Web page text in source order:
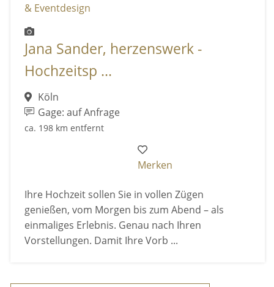
Jana Sander, herzenswerk -
Hochzeitsp ...
Köln
Gage: auf Anfrage
ca. 198 km entfernt
Merken
Ihre Hochzeit sollen Sie in vollen Zügen
genießen, vom Morgen bis zum Abend – als
einmaliges Erlebnis. Genau nach Ihren
Vorstellungen. Damit Ihre Vorb ...